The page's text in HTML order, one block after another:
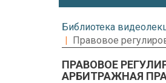
Библиотека
Правовое
ПРАВОВОЕ
АРБИТРАЖНАЯ